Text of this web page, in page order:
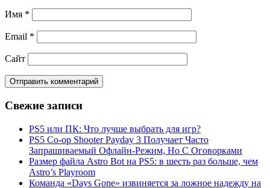
Имя *
Email *
Сайт
Свежие записи
PS5 или ПК: Что лучше выбрать для игр?
PS5 Co-op Shooter Payday 3 Получает Часто
Запрашиваемый Офлайн-Режим, Но С Оговорками
Размер файла Astro Bot на PS5: в шесть раз больше, чем
Astro’s Playroom
Команда «Days Gone» извиняется за ложное надежду на